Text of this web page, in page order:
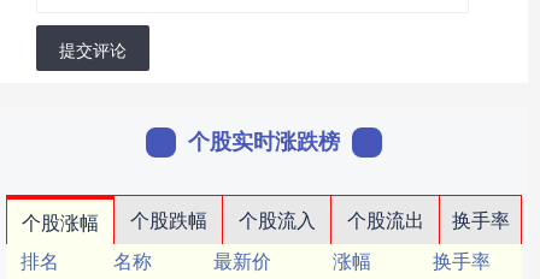
提交评论
个股实时涨跌榜
个股涨幅 个股跌幅 个股流入 个股流出
换手率
排名
名称 最新价 涨幅
换手率